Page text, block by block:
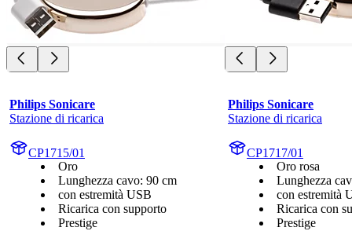
Philips Sonicare
Stazione di ricarica
CP1715/01
Oro
Lunghezza cavo: 90 cm
con estremità USB
Ricarica con supporto
Prestige
Philips Sonicare
Stazione di ricarica
CP1717/01
Oro rosa
Lunghezza
con estremità
Ricarica con
Prestige